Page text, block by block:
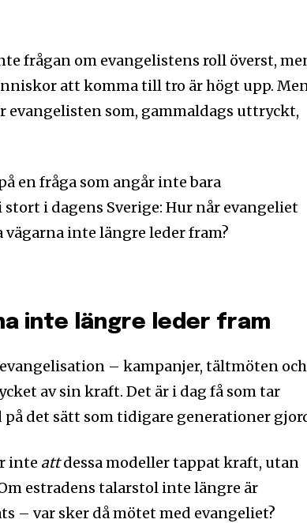
frågan om evangelistens roll överst,
att komma till tro är högt upp.
evangelisten som, gammaldags uttryckt,
en fråga som angår inte bara
i dagens Sverige: Hur når evangeliet
inte längre leder fram?
inte längre leder fram
– kampanjer, tältmöten och
av sin kraft. Det är i dag få som tar
det sätt som tidigare generationer
inte attdessa modeller tappat kraft, utan
estradens talarstol inte längre är
– var sker då mötet med evangeliet?